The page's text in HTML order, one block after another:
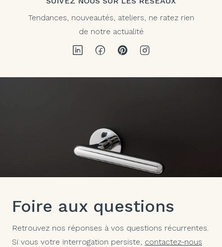
Tendances, nouveautés, ateliers, ne ratez rien
de notre actualité
Foire aux questions
Retrouvez nos réponses à vos questions récurrentes.
Si vous votre interrogation persiste, contactez-nous